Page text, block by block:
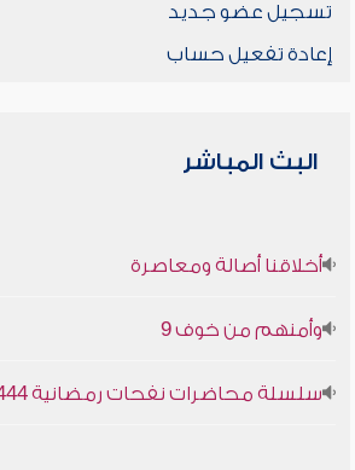
تسجيل عضو جديد
إعادة تفعيل حساب
البث المباشر
أخلاقنا أصالة ومعاصرة
وأمنهم من خوف 9
سلسلة محاضرات نفحات رمضانية 1444هـ